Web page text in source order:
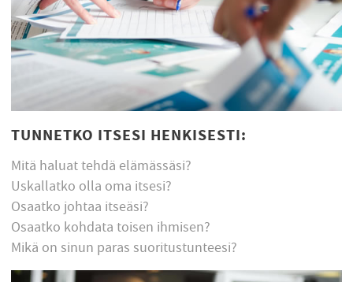
TUNNETKO ITSESI HENKISESTI:
Mitä haluat tehdä elämässäsi?
Uskallatko olla oma itsesi?
Osaatko johtaa itseäsi?
Osaatko kohdata toisen ihmisen?
Mikä on sinun paras suoritustunteesi?